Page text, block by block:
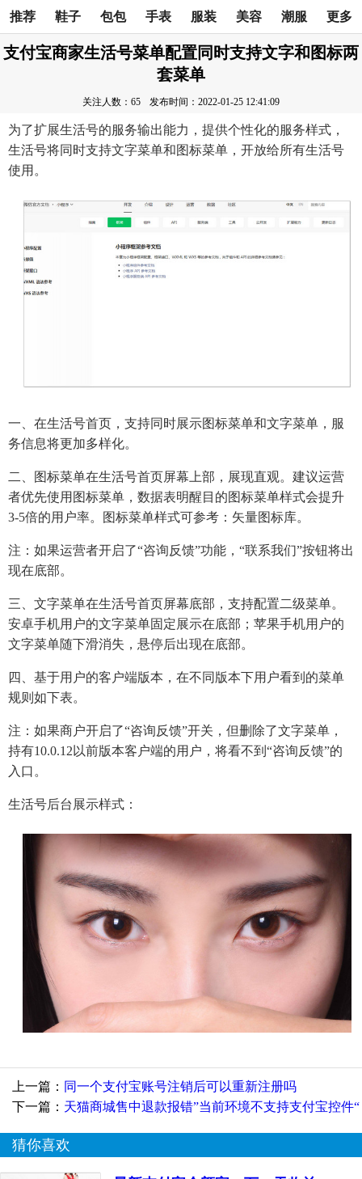
推荐 鞋子 包包 手表 服装 美容 潮服 更多
支付宝商家生活号菜单配置同时支持文字和图标两
套菜单
关注人数：65 发布时间：2022-01-25 12:41:09
为了扩展生活号的服务输出能力，提供个性化的服务样式，
生活号将同时支持文字菜单和图标菜单，开放给所有生活号
使用。
一、在生活号首页，支持同时展示图标菜单和文字菜单，服
务信息将更加多样化。
二、图标菜单在生活号首页屏幕上部，展现直观。建议运营
者优先使用图标菜单，数据表明醒目的图标菜单样式会提升
3-5倍的用户率。图标菜单样式可参考：矢量图标库。
注：如果运营者开启了“咨询反馈”功能，“联系我们”按钮将出
现在底部。
三、文字菜单在生活号首页屏幕底部，支持配置二级菜单。
安卓手机用户的文字菜单固定展示在底部；苹果手机用户的
文字菜单随下滑消失，悬停后出现在底部。
四、基于用户的客户端版本，在不同版本下用户看到的菜单
规则如下表。
注：如果商户开启了“咨询反馈”开关，但删除了文字菜单，
持有10.0.12以前版本客户端的用户，将看不到“咨询反馈”的
入口。
生活号后台展示样式：
上一篇： 同一个支付宝账号注销后可以重新注册吗
下一篇： 天猫商城售中退款报错”当前环境不支持支付宝控件“
猜你喜欢